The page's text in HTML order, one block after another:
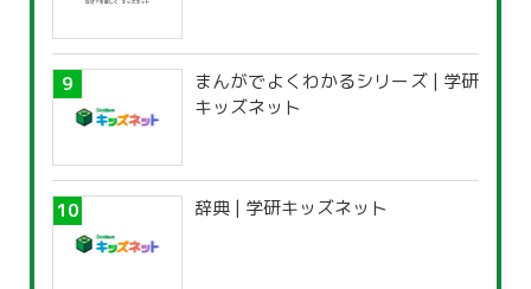
まんがでよくわかるシリーズ | 学研
キッズネット
辞典 | 学研キッズネット